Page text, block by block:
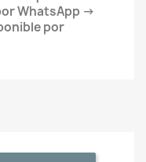
WhatsApp →
por